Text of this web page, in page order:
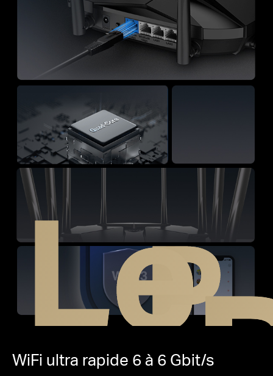
Le
WiFi ultra rapide 6 à 6 Gbit/s